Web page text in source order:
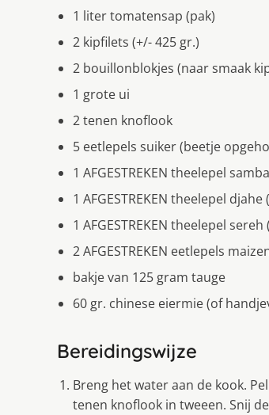
1 liter tomatensap (pak)
2 kipfilets (+/- 425 gr.)
2 bouillonblokjes (naar smaak
1 grote ui
2 tenen knoflook
5 eetlepels suiker (beetje
1 AFGESTREKEN theelepel
1 AFGESTREKEN theelepel
1 AFGESTREKEN theelepel
2 AFGESTREKEN eetlepels
bakje van 125 gram tauge
60 gr. chinese eiermie (of
Bereidingswijze
Breng het water aan de kook.
tenen knoflook in tweeen. Snij